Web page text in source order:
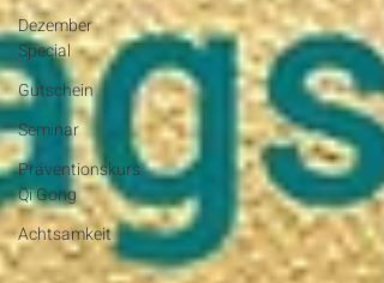
Dezember
Special
Gutschein
Seminar
Präventionskurs
Qi Gong
Achtsamkeit